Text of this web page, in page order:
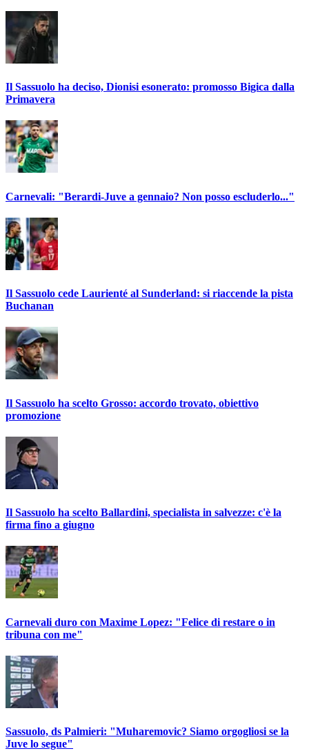
Il Sassuolo ha deciso, Dionisi esonerato: promosso Bigica dalla
Primavera
Carnevali: "Berardi-Juve a gennaio? Non posso escluderlo..."
Il Sassuolo cede Laurienté al Sunderland: si riaccende la pista
Buchanan
Il Sassuolo ha scelto Grosso: accordo trovato, obiettivo
promozione
Il Sassuolo ha scelto Ballardini, specialista in salvezze: c'è la
firma fino a giugno
Carnevali duro con Maxime Lopez: "Felice di restare o in
tribuna con me"
Sassuolo, ds Palmieri: "Muharemovic? Siamo orgogliosi se la
Juve lo segue"